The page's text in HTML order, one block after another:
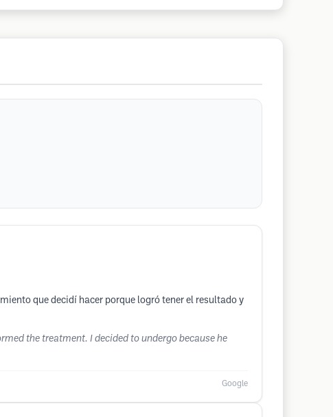
que decidí hacer porque logró tener el resultado y
the treatment. I decided to undergo because he
Google